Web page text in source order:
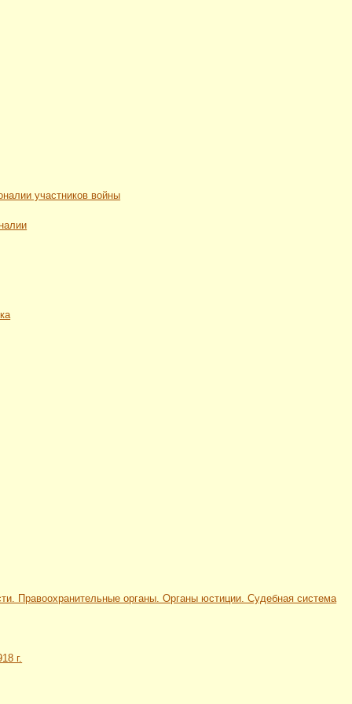
участников войны
Правоохранительные органы. Органы юстиции. Судебная система
г.